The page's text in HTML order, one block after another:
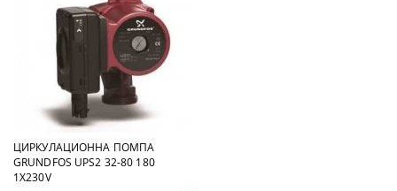
ЦИРКУЛАЦИОННА ПОМПА
GRUNDFOS UPS2 32-80 180
1X230V